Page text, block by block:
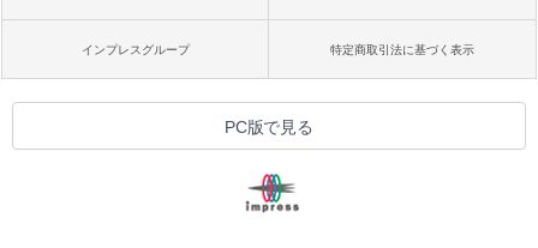
インプレスグループ 特定商取引法に基づく表示
PC版で見る